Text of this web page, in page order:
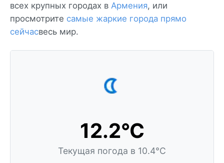
всех крупных городах в Армения, или
просмотрите самые жаркие города прямо
сейчасвесь мир.
12.2°C
Текущая погода в 10.4°C